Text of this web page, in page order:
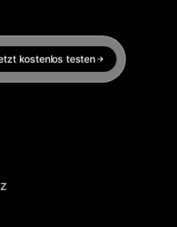
kostenlos testen